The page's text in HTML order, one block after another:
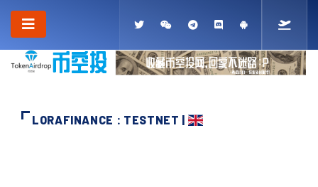
LORAFINANCE : TESTNET |